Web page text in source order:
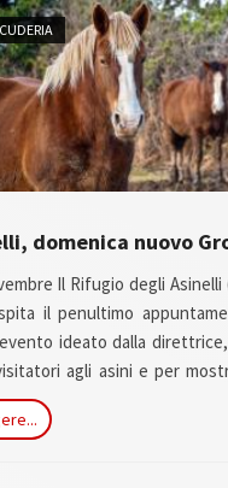
domenica nuovo
Il Rifugio degli Asinelli
il penultimo
ideato dalla
agli asini e per
centro.